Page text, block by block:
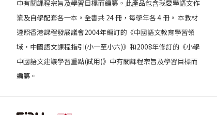
中有關課程宗旨及學習目標而編纂。此產品包含我愛學語文作
業及自學配套各一本。全書共 24 冊，每學年各 4 冊。 本教材
遵照香港課程發展議會2004年編訂的《中國語文教育學習領
域‧中國語文課程指引(小一至小六)》和2008年修訂的《小學
中國語文建議學習重點(試用)》中有關課程宗旨及學習目標而
編纂。